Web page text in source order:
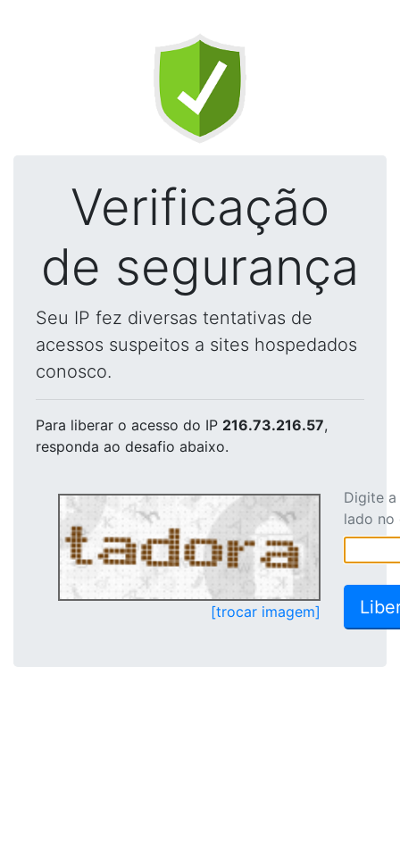
Verificação
de segurança
Seu IP fez diversas tentativas de
acessos suspeitos a sites hospedados
conosco.
Para liberar o acesso do IP 216.73.216.57,
responda ao desafio abaixo.
[trocar imagem]
Digite
lado no